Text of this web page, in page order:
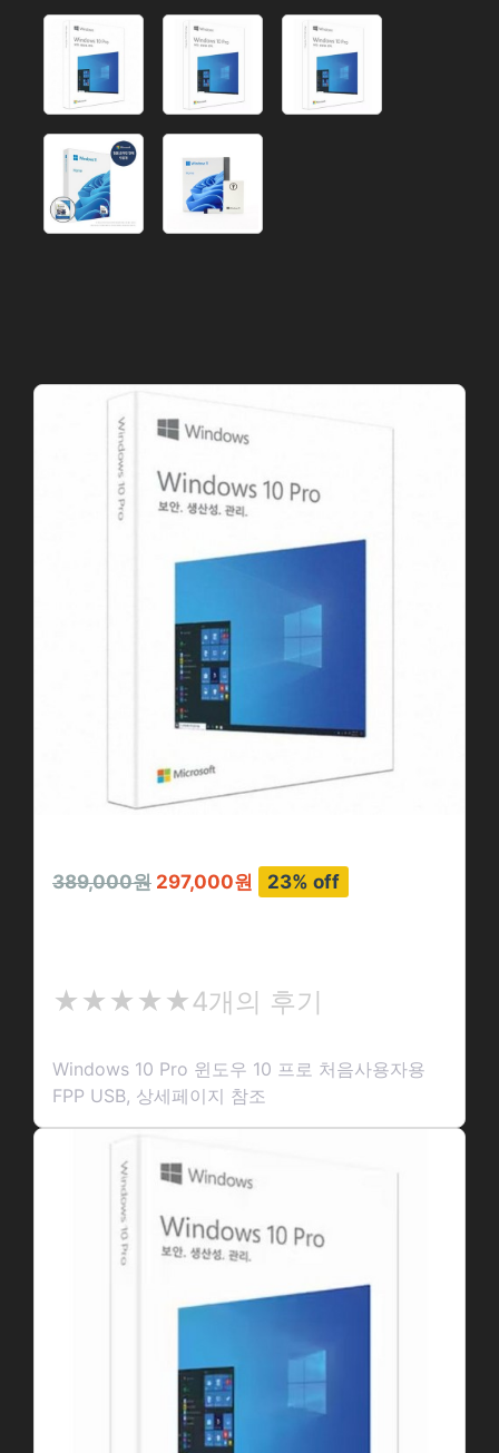
389,000원 297,000원 23% off
★
★
★
★
★★★★★4개의 후기
Windows 10 Pro 윈도우 10 프로 처음사용자용
FPP USB, 상세페이지 참조